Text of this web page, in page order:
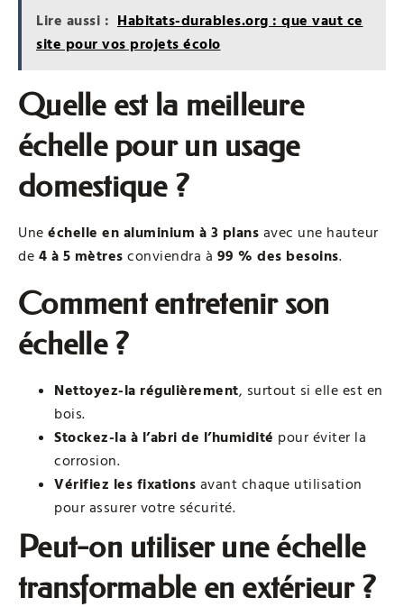
Lire aussi : Habitats-durables.org : que vaut ce
site pour vos projets écolo
Quelle est la meilleure
échelle pour un usage
domestique ?
Une échelle en aluminium à 3 plans avec une hauteur
de 4 à 5 mètres conviendra à 99 % des besoins.
Comment entretenir son
échelle ?
Nettoyez-la régulièrement, surtout si elle est en
bois.
Stockez-la à l’abri de l’humidité pour éviter la
corrosion.
Vérifiez les fixations avant chaque utilisation
pour assurer votre sécurité.
Peut-on utiliser une échelle
transformable en extérieur ?